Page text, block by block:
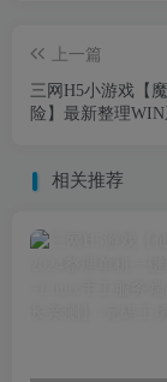
上一篇
三网H5小游戏【
险】最新整理
相关推荐